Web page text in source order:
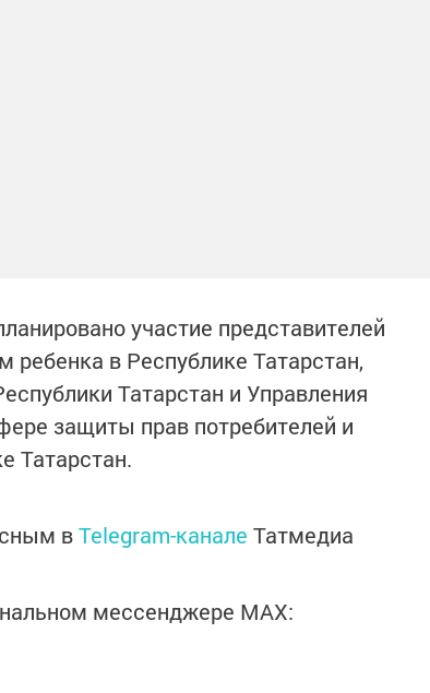
участие представителей
ребенка в Республике Татарстан,
Татарстан и Управления
защиты прав потребителей и
Татарстан.
вTelegram-канале Татмедиа
мессенджере MАХ: